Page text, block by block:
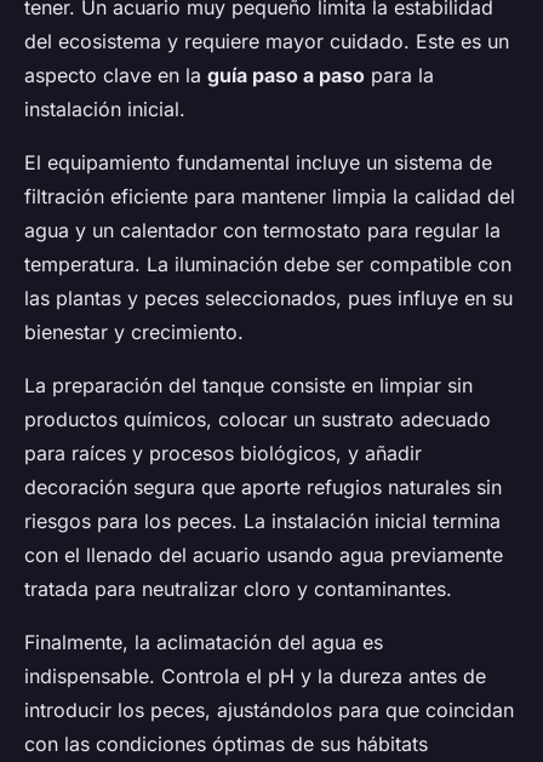
tener. Un acuario muy pequeño limita la estabilidad
del ecosistema y requiere mayor cuidado. Este es un
aspecto clave en la guía paso a paso para la
instalación inicial.
El equipamiento fundamental incluye un sistema de
filtración eficiente para mantener limpia la calidad del
agua y un calentador con termostato para regular la
temperatura. La iluminación debe ser compatible con
las plantas y peces seleccionados, pues influye en su
bienestar y crecimiento.
La preparación del tanque consiste en limpiar sin
productos químicos, colocar un sustrato adecuado
para raíces y procesos biológicos, y añadir
decoración segura que aporte refugios naturales sin
riesgos para los peces. La instalación inicial termina
con el llenado del acuario usando agua previamente
tratada para neutralizar cloro y contaminantes.
Finalmente, la aclimatación del agua es
indispensable. Controla el pH y la dureza antes de
introducir los peces, ajustándolos para que coincidan
con las condiciones óptimas de sus hábitats